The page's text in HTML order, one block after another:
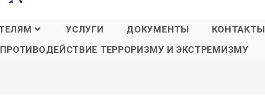
УСЛУГИ ДОКУМЕНТЫ КОНТАКТЫ
ПРОТИВОДЕЙСТВИЕ ТЕРРОРИЗМУ И ЭКСТРЕМИЗМУ